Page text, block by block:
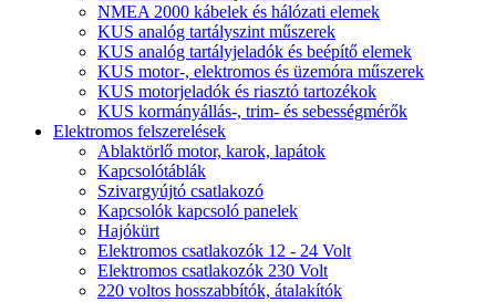
NMEA 2000 kábelek és hálózati elemek
KUS analóg tartályszint műszerek
KUS analóg tartályjeladók és beépítő elemek
KUS motor-, elektromos és üzemóra műszerek
KUS motorjeladók és riasztó tartozékok
KUS kormányállás-, trim- és sebességmérők
Elektromos felszerelések
Ablaktörlő motor, karok, lapátok
Kapcsolótáblák
Szivargyújtó csatlakozó
Kapcsolók kapcsoló panelek
Hajókürt
Elektromos csatlakozók 12 - 24 Volt
Elektromos csatlakozók 230 Volt
220 voltos hosszabbítók, átalakítók